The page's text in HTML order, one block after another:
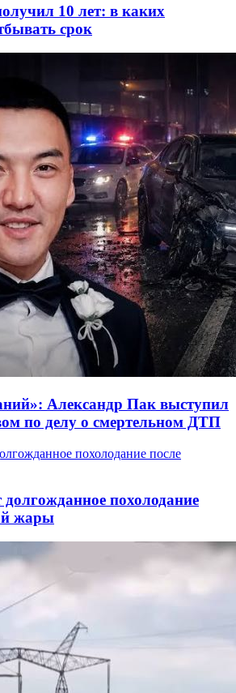
10 лет: в каких
срок
Александр Пак выступил
по делу о смертельном ДТП
долгожданное похолодание
жары